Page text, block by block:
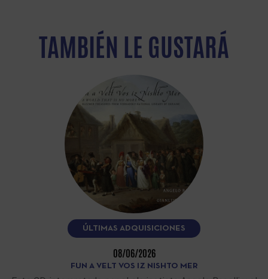
TAMBIÉN LE GUSTARÁ
ÚLTIMAS ADQUISICIONES
08/06/2026
FUN A VELT VOS IZ NISHTO MER